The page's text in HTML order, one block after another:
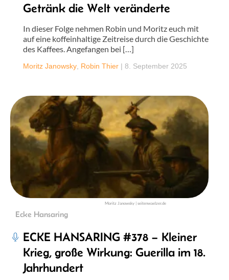
Getränk die Welt veränderte
In dieser Folge nehmen Robin und Moritz euch mit
auf eine koffeinhaltige Zeitreise durch die Geschichte
des Kaffees. Angefangen bei […]
Moritz Janowsky Robin Thier | 8. September 2025
Moritz Janowsky | seitenwaelzer.de
Ecke Hansaring
ECKE HANSARING #378 – Kleiner
Krieg, große Wirkung: Guerilla im 18.
Jahrhundert